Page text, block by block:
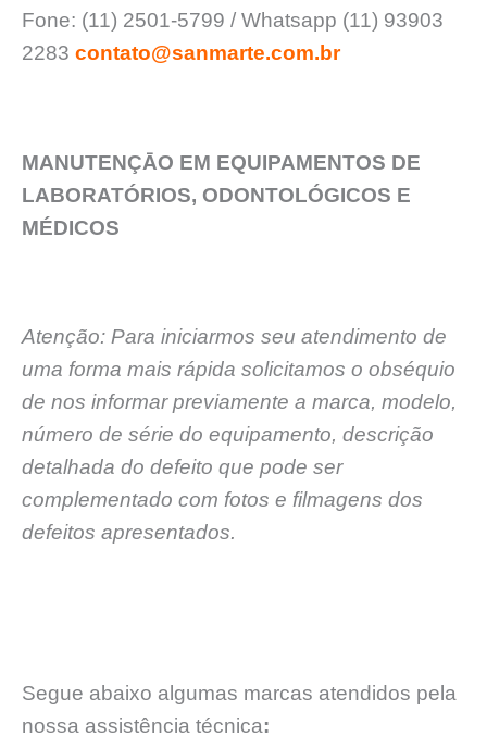
Fone: (11) 2501-5799 / Whatsapp (11) 93903
2283 contato@sanmarte.com.br
MANUTENÇĀO EM EQUIPAMENTOS DE
LABORATÓRIOS, ODONTOLÓGICOS E
MÉDICOS
Atenção: Para iniciarmos seu atendimento de
uma forma mais rápida solicitamos o obséquio
de nos informar previamente a marca, modelo,
número de série do equipamento, descrição
detalhada do defeito que pode ser
complementado com fotos e filmagens dos
defeitos apresentados.
Segue abaixo algumas marcas atendidos pela
nossa assistência técnica: